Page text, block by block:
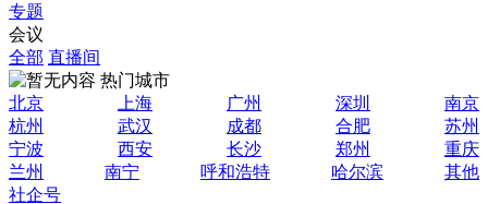
专题
会议
全部 直播间
热门城市
北京
上海 广州 深圳
南京
杭州
武汉 成都 合肥
苏州
宁波
西安 长沙 郑州
重庆
兰州
南宁 呼和浩特 哈尔滨
其他
社企号